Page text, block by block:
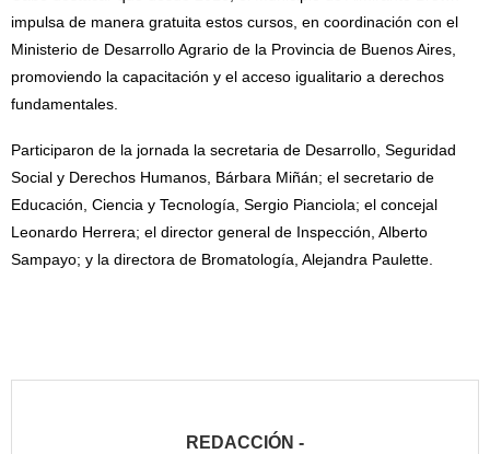
impulsa de manera gratuita estos cursos, en coordinación con el
Ministerio de Desarrollo Agrario de la Provincia de Buenos Aires,
promoviendo la capacitación y el acceso igualitario a derechos
fundamentales.
Participaron de la jornada la secretaria de Desarrollo, Seguridad
Social y Derechos Humanos, Bárbara Miñán; el secretario de
Educación, Ciencia y Tecnología, Sergio Pianciola; el concejal
Leonardo Herrera; el director general de Inspección, Alberto
Sampayo; y la directora de Bromatología, Alejandra Paulette.
REDACCIÓN -